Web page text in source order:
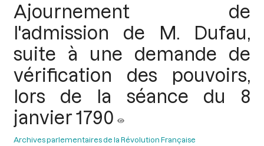
Ajournement de
l'admission de M. Dufau,
suite à une demande de
vérification des pouvoirs,
lors de la séance du 8
janvier 1790
Archives parlementaires de la Révolution Française